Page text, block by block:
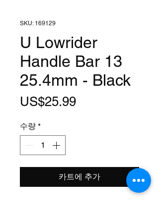
SKU: 169129
U Lowrider
Handle Bar 13
25.4mm - Black
US$25.99가
수량 *
카트에 추가